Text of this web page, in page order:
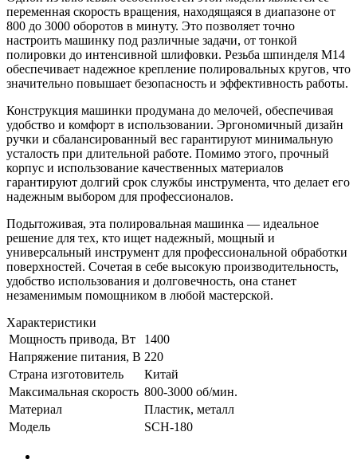
переменная скорость вращения, находящаяся в диапазоне от
800 до 3000 оборотов в минуту. Это позволяет точно
настроить машинку под различные задачи, от тонкой
полировки до интенсивной шлифовки. Резьба шпинделя М14
обеспечивает надежное крепление полировальных кругов, что
значительно повышает безопасность и эффективность работы.
Конструкция машинки продумана до мелочей, обеспечивая
удобство и комфорт в использовании. Эргономичный дизайн
ручки и сбалансированный вес гарантируют минимальную
усталость при длительной работе. Помимо этого, прочный
корпус и использование качественных материалов
гарантируют долгий срок службы инструмента, что делает его
надежным выбором для профессионалов.
Подытоживая, эта полировальная машинка — идеальное
решение для тех, кто ищет надежный, мощный и
универсальный инструмент для профессиональной обработки
поверхностей. Сочетая в себе высокую производительность,
удобство использования и долговечность, она станет
незаменимым помощником в любой мастерской.
Характеристики
Мощность привода, Вт
1400
Напряжение питания, В 220
Страна изготовитель
Китай
Максимальная скорость 800-3000 об/мин.
Материал
Пластик, металл
Модель
SCH-180